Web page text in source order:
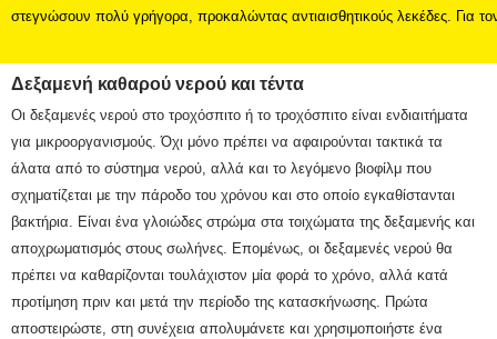
στεγνώσουν πολύ γρήγορα, προκαλώντας αντιαισθητικούς λεκέδες. Για
Δεξαμενή καθαρού νερού και τέντα
Οι δεξαμενές νερού στο τροχόσπιτο ή το τροχόσπιτο είναι ενδιαιτήματα
για μικροοργανισμούς.Όχι μόνο πρέπει να αφαιρούνται τακτικά τα
άλατα από το σύστημα νερού, αλλά και το λεγόμενο βιοφίλμ που
σχηματίζεται με την πάροδο του χρόνου και στο οποίο εγκαθίστανται
βακτήρια. Είναι ένα γλοιώδες στρώμα στα τοιχώματα της δεξαμενής και
αποχρωματισμός στους σωλήνες. Επομένως, οι δεξαμενές νερού θα
πρέπει να καθαρίζονται τουλάχιστον μία φορά το χρόνο, αλλά κατά
προτίμηση πριν και μετά την περίοδο της κατασκήνωσης. Πρώτα
αποστειρώστε, στη συνέχεια απολυμάνετε και χρησιμοποιήστε ένα